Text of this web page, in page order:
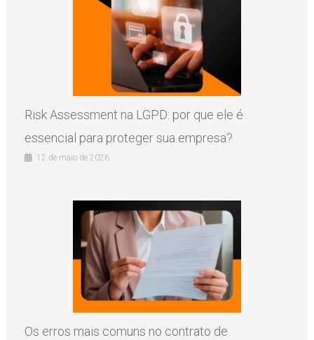
Risk Assessment na LGPD: por que ele é
essencial para proteger sua empresa?
12 de maio de 2026
Os erros mais comuns no contrato de